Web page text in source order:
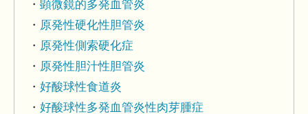
顕微鏡的多発血管炎
原発性硬化性胆管炎
原発性側索硬化症
原発性胆汁性胆管炎
好酸球性食道炎
好酸球性多発血管炎性肉芽腫症